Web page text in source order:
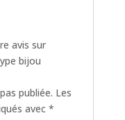
avis sur
bijou
publiée. Les
avec *